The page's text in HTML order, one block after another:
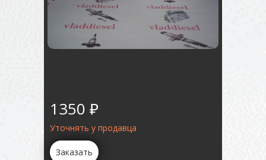
1350 ₽
Уточнять у продавца
Заказать